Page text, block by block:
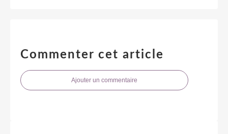
Commenter cet article
Ajouter un commentaire